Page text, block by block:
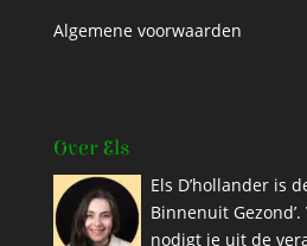
Algemene voorwaarden
Over Els
Els D’hollander is
Binnenuit
nodigt je uit de